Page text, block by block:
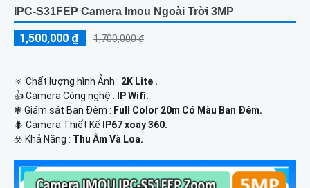
IPC-S31FEP Camera Imou Ngoài Trời 3MP
1,500,000 ₫ 1,700,000 ₫
🔅 Chất lượng hình Ảnh : 2K Lite .
👍 Camera Công nghệ : IP Wifi.
❃ Giám sát Ban Đêm : Full Color 20m Có Màu Ban Ðêm.
🐜 Camera Thiết Kế IP67 xoay 360.
️☣️ Khả Năng : Thu Âm Và Loa.